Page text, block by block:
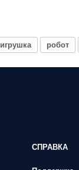
игрушка робот
СПРАВКА